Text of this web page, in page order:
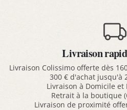
Livraison
Livraison Colissimo offerte dès
300 € d'achat jusqu'à
Livraison à Domicile
Retrait à la boutique
Livraison de proximité